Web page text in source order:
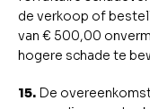
de verkoop of
van € 500,00
hogere schade te
15. De